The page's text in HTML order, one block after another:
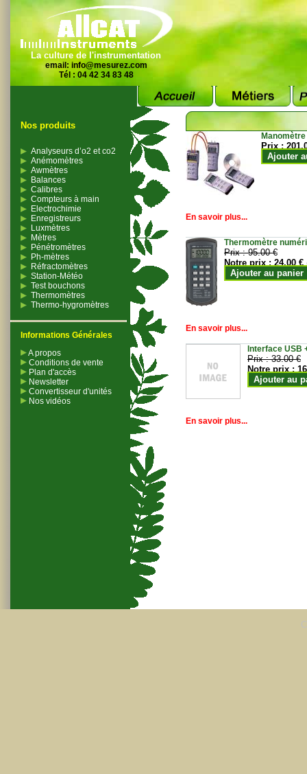
La culture de l'instrumentation
email: info@mesurez.com
Tél : 04 42 34 83 48
Nos produits
Analyseurs d’o2 et co2
Anémomètres
Awmètres
Balances
Calibres
Compteurs à main
Electrochimie
Enregistreurs
Luxmètres
Mètres
Pénétromètres
Ph-mètres
Réfractomètres
Station-Météo
Test bouchons
Thermomètres
Thermo-hygromètres
Informations Générales
A propos
Conditions de vente
Plan d'accès
Newsletter
Convertisseur d'unités
Nos vidéos
Prix :
Ajouter
En savoir plus...
Thermomètre
Prix :95.00 €
Notre prix :24.00 €
Ajouter au panier
En savoir plus...
Interface USB
Prix :33.00 €
Notre prix :
Ajouter au
En savoir plus...